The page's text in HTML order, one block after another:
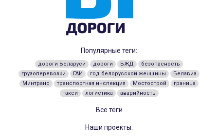
Популярные теги:
дороги Беларуси дороги БЖД
безопасность
грузоперевозки
ГАИ год белорусской женщины
Белавиа
Минтранс
транспортная инспекция Мостострой
граница
такси
логистика аварийность
Все теги
Наши проекты: